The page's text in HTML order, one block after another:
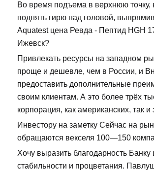
Во время подъема в верхнюю точку,
поднять гирю над головой,
Aquatest цена Ревда - Пептид HGH
Ижевск?
Привлекать ресурсы на западном
проще и дешевле, чем в России, и
предоставить дополнительные
своим клиентам. А это более трёх
корпорация, как американских, так
Инвестору на заметку Сейчас на
обращаются векселя 100—150
Хочу выразить благодарность Банку
стабильности и процветания.